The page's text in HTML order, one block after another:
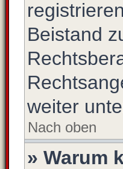
Beistand
weiter
Nach oben
» Warum